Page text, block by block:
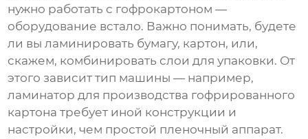
нужно работать с гофрокартоном —
оборудование встало. Важно понимать, будете
ли вы ламинировать бумагу, картон, или,
скажем, комбинировать слои для упаковки. От
этого зависит тип машины — например,
ламинатор для производства гофрированного
картона требует иной конструкции и
настройки, чем простой пленочный аппарат.